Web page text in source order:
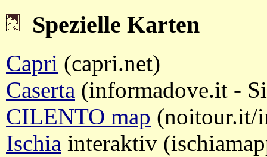
Spezielle Karten
Capri (capri.net)
Caserta (informadove.it -
CILENTO map (noitour.it/
Ischia interaktiv